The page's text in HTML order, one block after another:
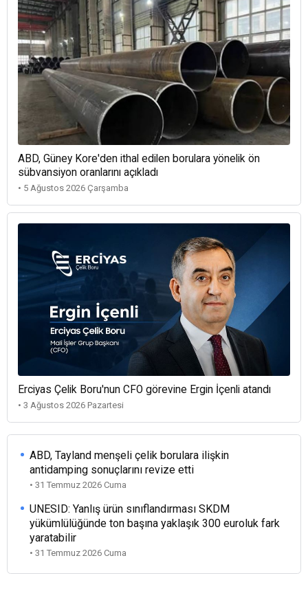
ABD, Güney Kore'den ithal edilen borulara yönelik ön
sübvansiyon oranlarını açıkladı
• 5 Ağustos 2026 Çarşamba
Erciyas Çelik Boru'nun CFO görevine Ergin İçenli atandı
• 3 Ağustos 2026 Pazartesi
ABD, Tayland menşeli çelik borulara ilişkin
antidamping sonuçlarını revize etti
• 31 Temmuz 2026 Cuma
UNESID: Yanlış ürün sınıflandırması SKDM
yükümlülüğünde ton başına yaklaşık 300 euroluk fark
yaratabilir
• 31 Temmuz 2026 Cuma